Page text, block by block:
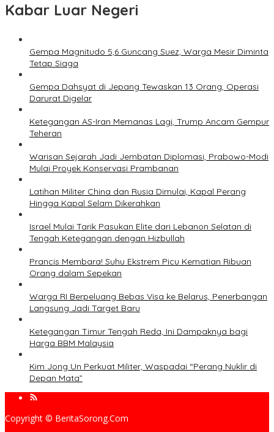
Kabar Luar Negeri
Gempa Magnitudo 5,6 Guncang Suez, Warga Mesir Diminta
Tetap Siaga
Gempa Dahsyat di Jepang Tewaskan 13 Orang, Operasi
Darurat Digelar
Ketegangan AS-Iran Memanas Lagi, Trump Ancam Gempur
Teheran
Warisan Sejarah Jadi Jembatan Diplomasi, Prabowo-Modi
Mulai Proyek Konservasi Prambanan
Latihan Militer China dan Rusia Dimulai, Kapal Perang
Hingga Kapal Selam Dikerahkan
Israel Mulai Tarik Pasukan Elite dari Lebanon Selatan di
Tengah Ketegangan dengan Hizbullah
Prancis Membara! Suhu Ekstrem Picu Kematian Ribuan
Orang dalam Sepekan
Warga RI Berpeluang Bebas Visa ke Belarus, Penerbangan
Langsung Jadi Target Baru
Ketegangan Timur Tengah Reda, Ini Dampaknya bagi
Harga BBM Malaysia
Kim Jong Un Perkuat Militer, Waspadai “Perang Nuklir di
Depan Mata”
Copyright © BeritaSorong.Com